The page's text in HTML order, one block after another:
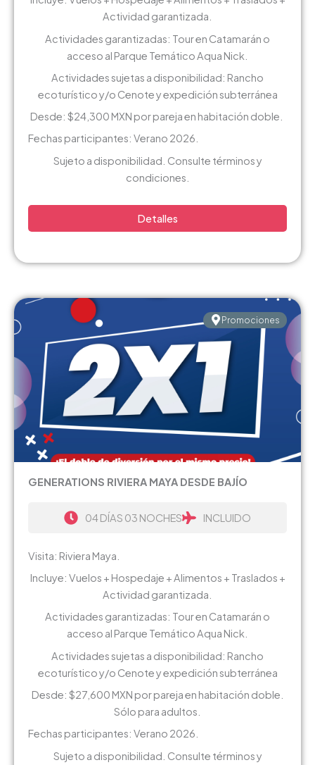
Actividad garantizada.
Actividades garantizadas: Tour en Catamarán o
acceso al Parque Temático Aqua Nick.
Actividades sujetas a disponibilidad: Rancho
ecoturístico y/o Cenote y expedición subterránea
Desde: $24,300 MXN por pareja en habitación doble.
Fechas participantes: Verano 2026.
Sujeto a disponibilidad. Consulte términos y
condiciones.
Detalles
Promociones
GENERATIONS RIVIERA MAYA DESDE BAJÍO
04 DÍAS 03 NOCHES INCLUIDO
Visita: Riviera Maya.
Incluye: Vuelos + Hospedaje + Alimentos + Traslados +
Actividad garantizada.
Actividades garantizadas: Tour en Catamarán o
acceso al Parque Temático Aqua Nick.
Actividades sujetas a disponibilidad: Rancho
ecoturístico y/o Cenote y expedición subterránea
Desde: $27,600 MXN por pareja en habitación doble.
Sólo para adultos.
Fechas participantes: Verano 2026.
Sujeto a disponibilidad. Consulte términos y